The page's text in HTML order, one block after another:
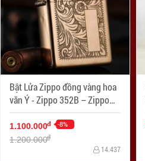
Bật Lửa Zippo đồng vàng hoa
văn Ý - Zippo 352B – Zippo
Venetian Brass
1.100.000đ -8%
1.200.000đ
14.437